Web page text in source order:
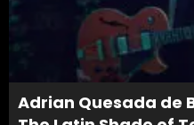
Adrian Quesada de